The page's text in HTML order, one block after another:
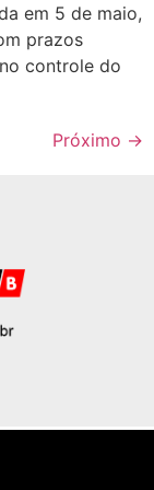
em 5 de maio,
prazos
controle do
Próximo →